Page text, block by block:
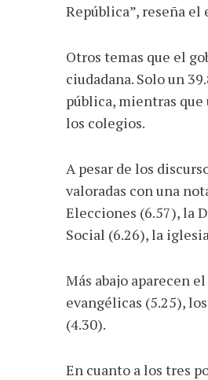
República”, reseña el
Otros temas que el
ciudadana. Solo un
pública, mientras
los colegios.
A pesar de los
valoradas con una
Elecciones (6.57), la
Social (6.26), la
Más abajo aparecen
evangélicas (5.25),
(4.30).
En cuanto a los tres